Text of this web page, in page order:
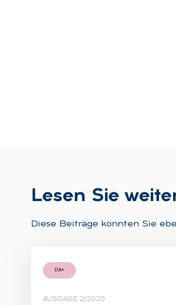
Le­sen Sie
Diese Beiträge könnten Sie
DA+
AUSGABE 2/2020